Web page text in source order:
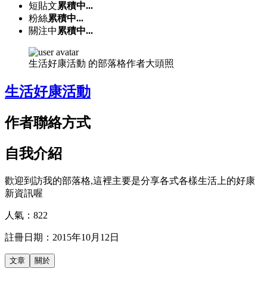
短貼文累積中...
粉絲累積中...
關注中 累積中...
生活好康活動 的部落格作者大頭照
生活好康活動
作者聯絡方式
自我介紹
歡迎到訪我的部落格,這裡主要是分享各式各樣生活上的好康
新資訊喔
人氣： 822
註冊日期： 2015年10月12日
文章 關於